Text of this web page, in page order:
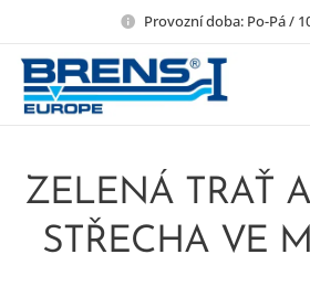
Provozní doba: Po-Pá /
ZELENÁ TRAŤ
STŘECHA VE